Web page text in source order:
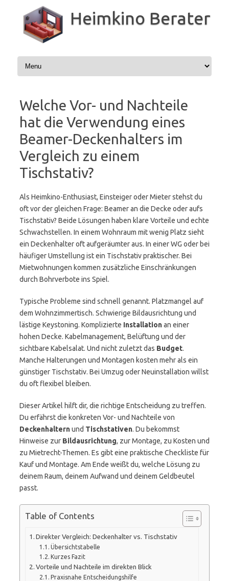
springen
Heimkino Berater
Welche Vor- und Nachteile
hat die Verwendung eines
Beamer-Deckenhalters im
Vergleich zu einem
Tischstativ?
Als Heimkino-Enthusiast, Einsteiger oder Mieter stehst du
oft vor der gleichen Frage: Beamer an die Decke oder aufs
Tischstativ? Beide Lösungen haben klare Vorteile und echte
Schwachstellen. In einem Wohnraum mit wenig Platz sieht
ein Deckenhalter oft aufgeräumter aus. In einer WG oder bei
häufiger Umstellung ist ein Tischstativ praktischer. Bei
Mietwohnungen kommen zusätzliche Einschränkungen
durch Bohrverbote ins Spiel.
Typische Probleme sind schnell genannt. Platzmangel auf
dem Wohnzimmertisch. Schwierige Bildausrichtung und
lästige Keystoning. Komplizierte Installationan einer
hohen Decke. Kabelmanagement, Belüftung und der
sichtbare Kabelsalat. Und nicht zuletzt das Budget.
Manche Halterungen und Montagen kosten mehr als ein
günstiger Tischstativ. Bei Umzug oder Neuinstallation willst
du oft flexibel bleiben.
Dieser Artikel hilft dir, die richtige Entscheidung zu treffen.
Du erfährst die konkreten Vor- und Nachteile von
Deckenhalternund Tischstativen. Du bekommst
Hinweise zur Bildausrichtung, zur Montage, zu Kosten und
zu Mietrecht-Themen. Es gibt eine praktische Checkliste für
Kauf und Montage. Am Ende weißt du, welche Lösung zu
deinem Raum, deinem Aufwand und deinem Geldbeutel
passt.
Table of Contents
Direkter Vergleich: Deckenhalter vs. Tischstativ
Übersichtstabelle
Kurzes Fazit
Vorteile und Nachteile im direkten Blick
Praxisnahe Entscheidungshilfe